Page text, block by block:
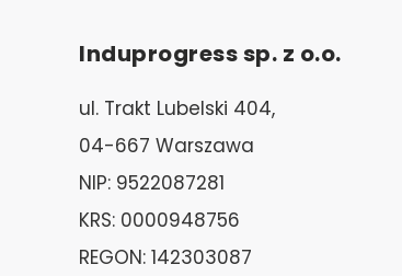
Induprogress sp. z o.o.
ul. Trakt Lubelski 404,
04-667 Warszawa
NIP: 9522087281
KRS: 0000948756
REGON: 142303087